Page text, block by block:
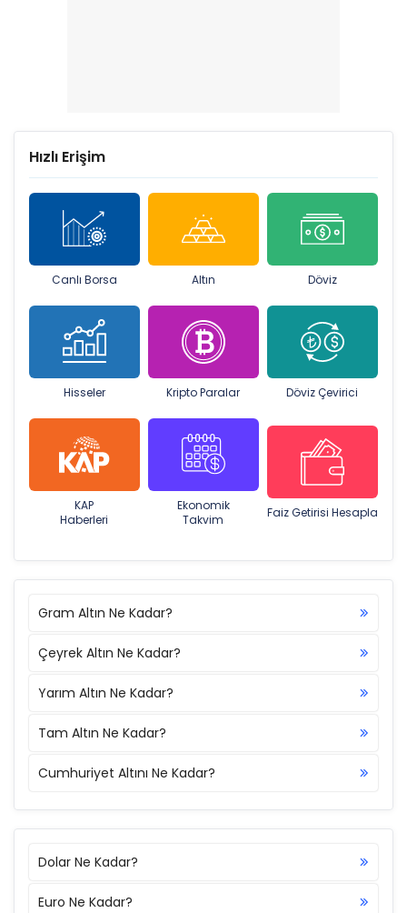
Hızlı Erişim
Canlı Borsa Altın Döviz
Hisseler Kripto Paralar Döviz Çevirici
KAP
Haberleri
Ekonomik
Takvim
Faiz Getirisi Hesapla
Gram Altın Ne Kadar?
Çeyrek Altın Ne Kadar?
Yarım Altın Ne Kadar?
Tam Altın Ne Kadar?
Cumhuriyet Altını Ne Kadar?
Dolar Ne Kadar?
Euro Ne Kadar?